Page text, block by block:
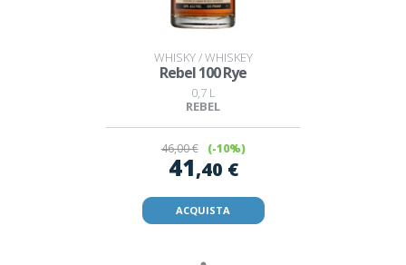
WHISKY / WHISKEY
Rebel 100 Rye
0,7 L
REBEL
46,00 € (-10%)
41,40 €
ACQUISTA